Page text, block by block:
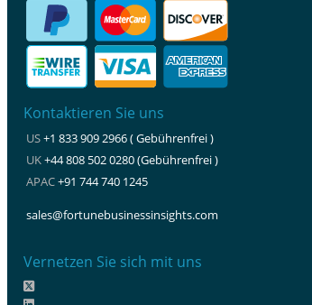
Kontaktieren Sie uns
US+1 833 909 2966 ( Gebührenfrei )
UK+44 808 502 0280 (Gebührenfrei )
APAC+91 744 740 1245
sales@fortunebusinessinsights.com
Vernetzen Sie sich mit uns